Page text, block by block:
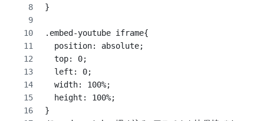
}
.embed-youtube iframe{
  position: absolute;
  top: 0;
  left: 0;
  width: 100%;
  height: 100%;
}